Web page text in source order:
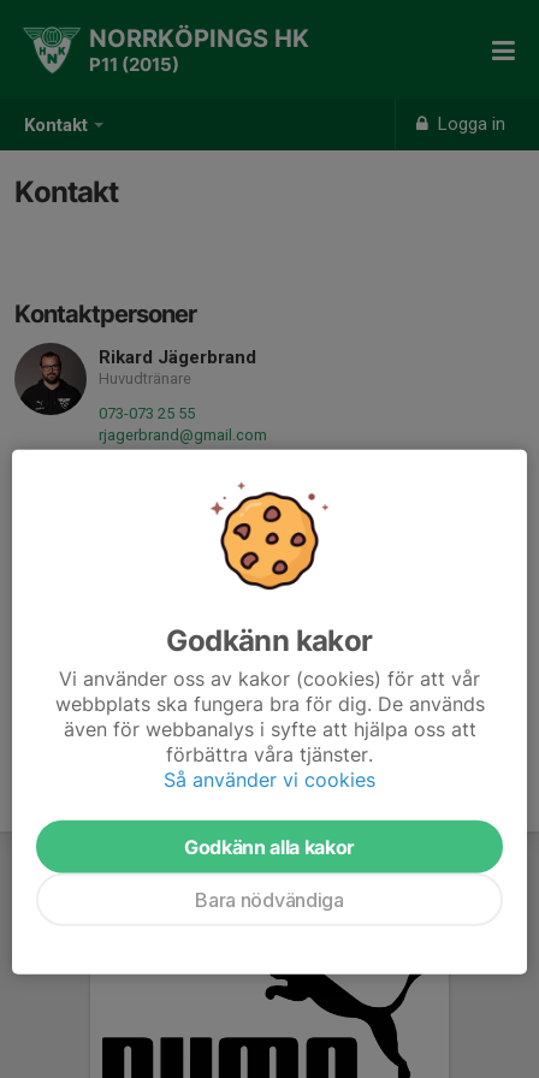
Kontakt Logga in
NORRKÖPINGS HK
P11 (2015)
Kontakt
Kontaktpersoner
Rikard Jägerbrand
Huvudtränare
073-073 25 55
rjagerbrand@gmail.com
Christoffer Willers
Mobil visas bara för inloggade
E-post visas bara för inloggade
070-422 71 85
sonny.issifu@hotmail.se
Godkänn kakor
Vi använder oss av kakor (cookies) för att vår
webbplats ska fungera bra för dig. De används
även för webbanalys i syfte att hjälpa oss att
förbättra våra tjänster.
Så använder vi cookies
Godkänn alla kakor
Bara nödvändiga